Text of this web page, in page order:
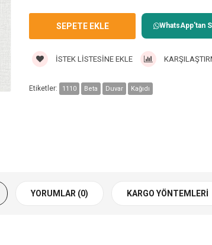
WhatsApp'tan
İSTEK LISTESINE EKLE
Etiketler: 1110 Beta Duvar Kağıdı
YORUMLAR (0) KARGO YÖNTEMLERI